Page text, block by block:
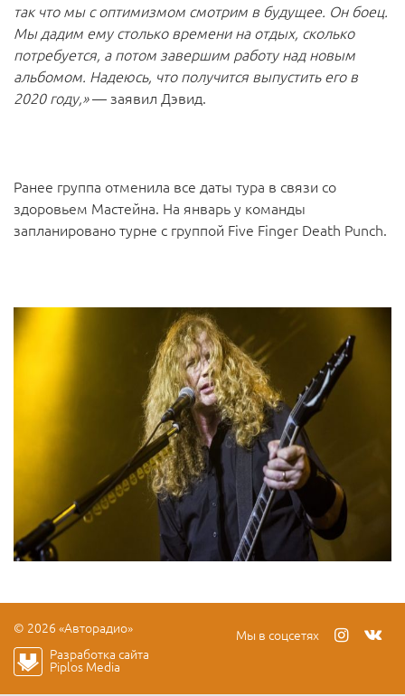
так что мы с оптимизмом смотрим в будущее. Он боец.
Мы дадим ему столько времени на отдых, сколько
потребуется, а потом завершим работу над новым
альбомом. Надеюсь, что получится выпустить его в
2020 году,»— заявил Дэвид.
Ранее группа отменила все даты тура в связи со
здоровьем Мастейна. На январь у команды
запланировано турне с группой Five Finger Death Punch.
© 2026 «Авторадио»
Мы в соцсетях
Разработка сайта
Piplos Media